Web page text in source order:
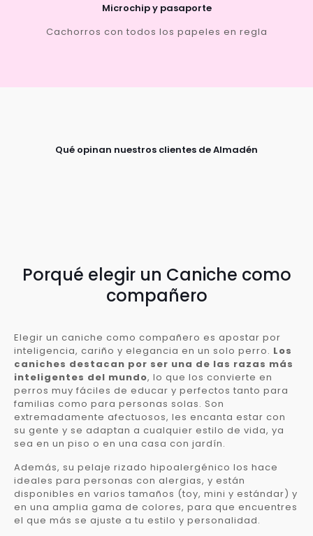
Microchip y pasaporte
Cachorros con todos los papeles en regla
Qué opinan nuestros clientes de Almadén
Porqué elegir un Caniche como
compañero
Elegir un caniche como compañero es apostar por
inteligencia, cariño y elegancia en un solo perro. Los
caniches destacan por ser una de las razas más
inteligentes del mundo, lo que los convierte en
perros muy fáciles de educar y perfectos tanto para
familias como para personas solas. Son
extremadamente afectuosos, les encanta estar con
su gente y se adaptan a cualquier estilo de vida, ya
sea en un piso o en una casa con jardín.
Además, su pelaje rizado hipoalergénico los hace
ideales para personas con alergias, y están
disponibles en varios tamaños (toy, mini y estándar) y
en una amplia gama de colores, para que encuentres
el que más se ajuste a tu estilo y personalidad.